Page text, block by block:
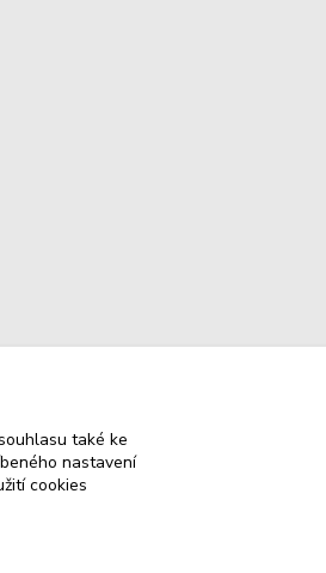
také ke
nastavení
cookies